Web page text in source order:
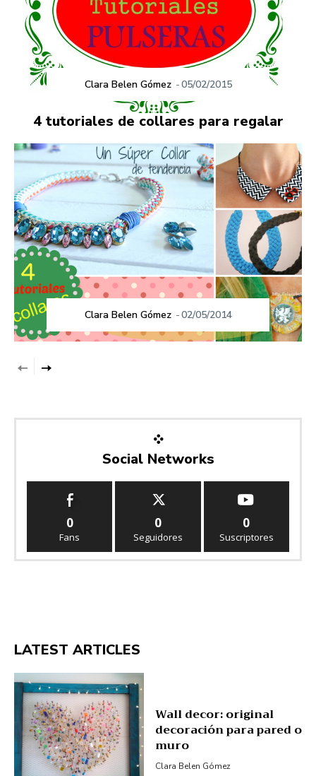
Clara Belen Gómez -05/02/2015
4 tutoriales de collares para regalar
Clara Belen Gómez -02/05/2014
Social Networks
0
Fans
0
Seguidores
0
Suscriptores
LATEST ARTICLES
Wall decor: original
decoración para pared o
muro
Clara Belen Gómez